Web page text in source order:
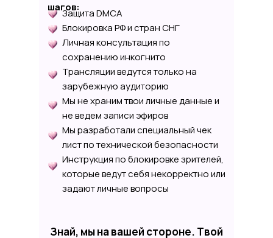
Pretty Model мы предоставляем
всем моделям необходимую
поддержку и консультации, чтобы
вы могли начинать работу с
уверенностью и чувствовать
себя в безопасности.
Какие качества мы ценим
Мы ценим в наших моделях
следующие качества:
Коммуникабельность. Умение
общаться с аудиторией, быть
приветливым и внимательным к
пожеланиям зрителей.
Профессионализм. Способность
пунктуальным.
Защита DMCA
Блокировка РФ и стран СНГ
Личная консультация по
сохранению инкогнито
Трансляции ведутся только на
зарубежную аудиторию
Мы не храним твои личные данные и
не ведем записи эфиров
Мы разработали специальный чек
лист по технической безопасности
Инструкция по блокировке зрителей,
которые ведут себя некорректно или
задают личные вопросы
Знай, мы на вашей стороне. Твой
шагов: